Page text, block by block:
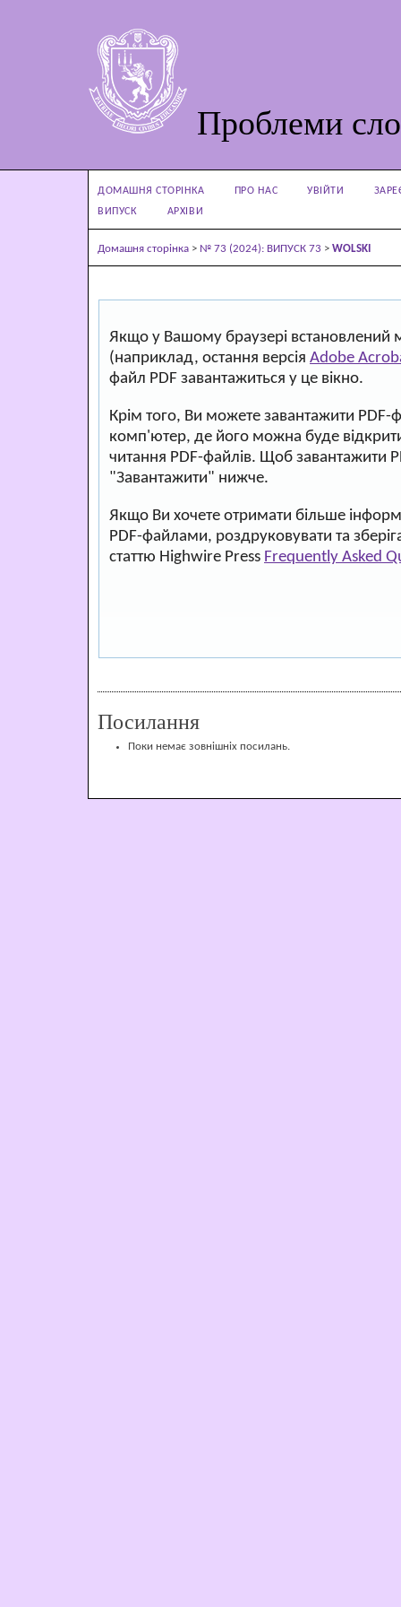
Проблеми
ДОМАШНЯ СТОРІНКА ПРО НАС УВІЙТИ
ВИПУСК
АРХІВИ
Домашня сторінка > № 73 (2024): ВИПУСК 73 > WOLSKI
Якщо у Вашому браузері встановлений
(наприклад, остання версія Adobe
файл PDF завантажиться у це вікно.
Крім того, Ви можете завантажити PDF-
комп'ютер, де його можна буде
читання PDF-файлів. Щоб завантажити
"Завантажити" нижче.
Якщо Ви хочете отримати більше
PDF-файлами, роздруковувати та
статтю Highwire Press Frequently Asked
Посилання
Поки немає зовнішніх посилань.